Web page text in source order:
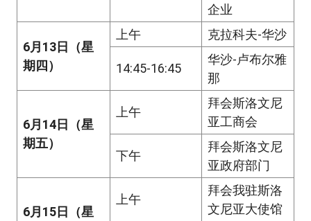
企业
6月13日（星
期四）
上午 克拉科夫-华沙
14:45-16:45
华沙-卢布尔雅
那
6月14日（星
期五）
上午
拜会斯洛文尼
亚工商会
下午
拜会斯洛文尼
亚政府部门
6月15日（星
上午
拜会我驻斯洛
文尼亚大使馆